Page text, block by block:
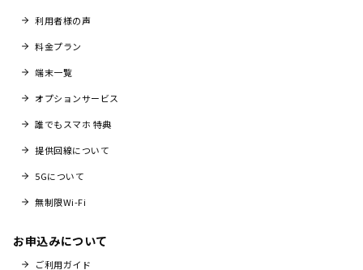
利用者様の声
料金プラン
端末一覧
オプションサービス
誰でもスマホ 特典
提供回線について
5Gについて
無制限Wi-Fi
お申込みについて
ご利用ガイド